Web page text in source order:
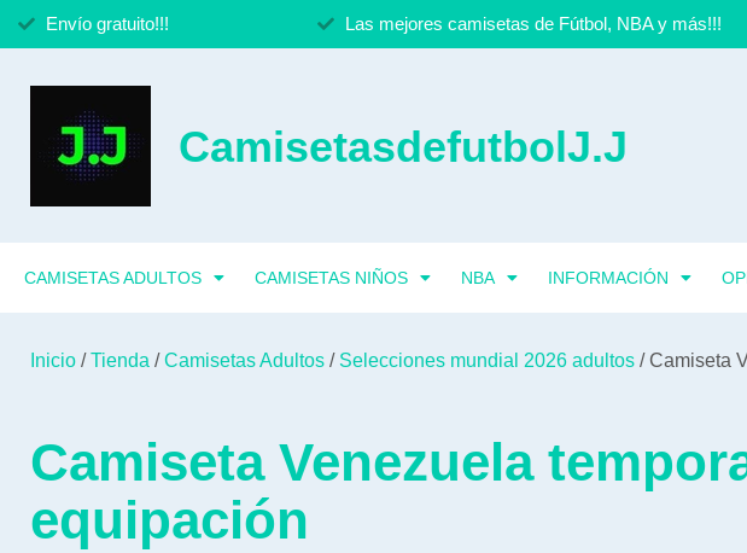
Envío gratuito!!! Las mejores camisetas de Fútbol, NBA y más!!!
CamisetasdefutbolJ.J
CAMISETAS ADULTOS CAMISETAS NIÑOS NBA INFORMACIÓN
Inicio /Tienda /Camisetas Adultos / Selecciones mundial 2026 adultos / Camiseta
Camiseta Venezuela
equipación